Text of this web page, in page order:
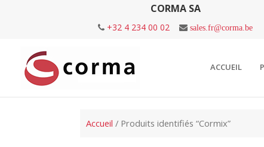
CORMA SA
+32 4 234 00 02 sales.fr@corma.be
ACCUEIL
Accueil / Produits identifiés “Cormix”